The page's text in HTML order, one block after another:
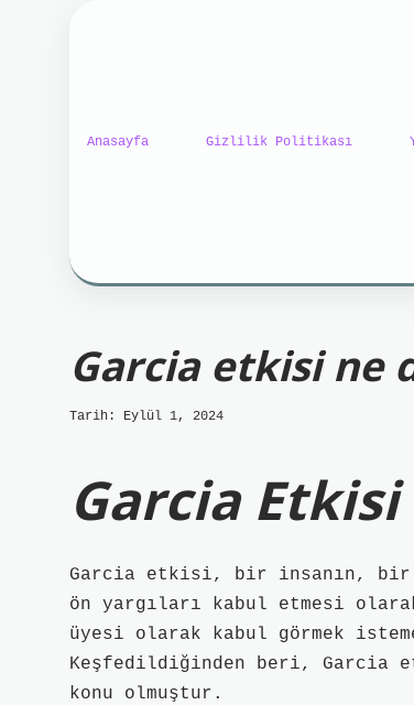
Anasayfa Gizlilik Politikası
Garcia etkisi ne
Tarih: Eylül 1, 2024
Garcia
Garcia etkisi, bir insanın, bir
ön yargıları kabul etmesi
üyesi olarak kabul görmek
Keşfedildiğinden beri, Garcia
konu olmuştur.